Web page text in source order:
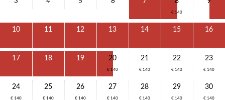
€ 140
10 11 12 13 14 15 16
17 18 19 20
€ 140
21
€ 140
22
€ 140
23
€ 140
24
€ 140
25
€ 140
26
€ 140
27
€ 140
28
€ 140
29
€ 140
30
€ 140